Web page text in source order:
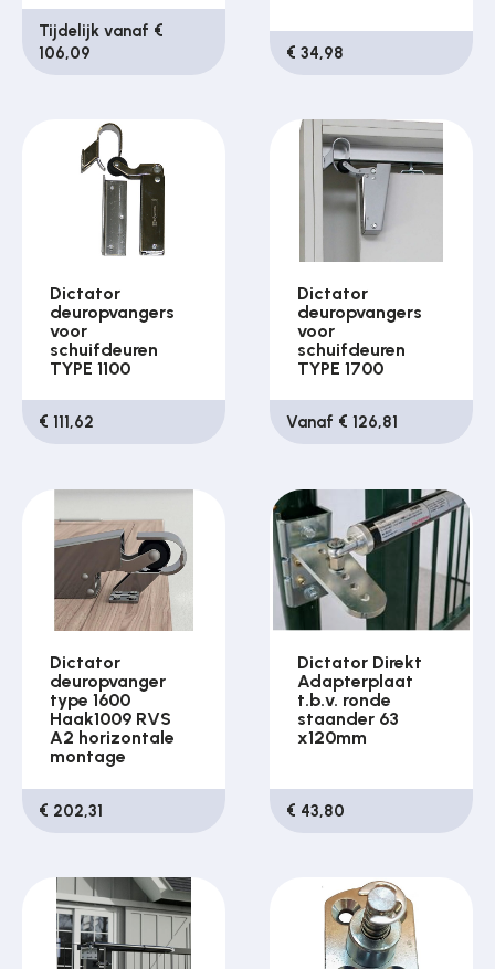
Tijdelijk vanaf €
106,09
€ 34,98
Dictator
deuropvangers
voor
schuifdeuren
TYPE 1100
€ 111,62
Dictator
deuropvangers
voor
schuifdeuren
TYPE 1700
Vanaf € 126,81
Dictator
deuropvanger
type 1600
Haak1009 RVS
A2 horizontale
montage
€ 202,31
Dictator Direkt
Adapterplaat
t.b.v. ronde
staander 63
x120mm
€ 43,80